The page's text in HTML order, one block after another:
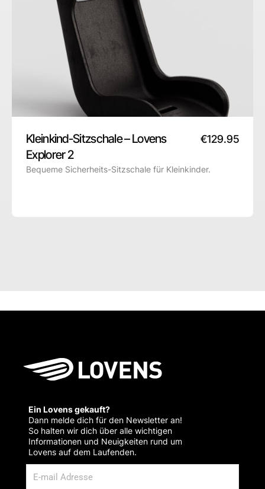
Kleinkind-Sitzschale – Lovens
Explorer 2
€129.95
Bequeme Sicherheits-Sitzschale für Kleinkinder.
Ein Lovens gekauft?
Dann melde dich für den Newsletter an!
So halten wir dich über alle wichtigen
Informationen und Neuigkeiten rund um
Lovens auf dem Laufenden.